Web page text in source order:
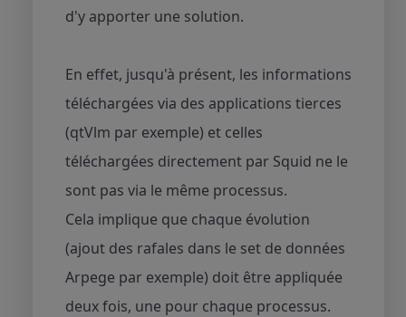
d'y apporter une solution.
En effet, jusqu'à présent, les informations
téléchargées via des applications tierces
(qtVlm par exemple) et celles
téléchargées directement par Squid ne le
sont pas via le même processus.
Cela implique que chaque évolution
(ajout des rafales dans le set de données
Arpege par exemple) doit être appliquée
deux fois, une pour chaque processus.